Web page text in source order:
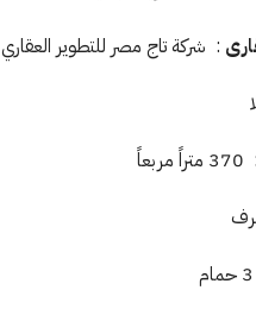
: شركة تاج مصر للتطوير العقاري
: 370 متراً مربعاً